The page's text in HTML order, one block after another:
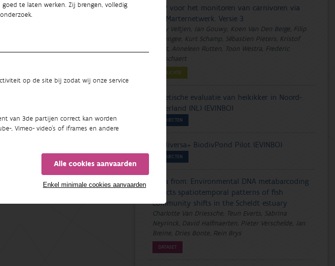
te laten werken. Zij brengen, volledig
op de site bij zodat wij onze service
van 3de partijen correct kan worden
, Vimeo- video's of iframes en andere
Alle cookies aanvaarden
Enkel minimale cookies aanvaarden
DMP voor het monitoren van carnivoren via
het Marternetwerk. Versie 3
Emily Veltjen, Jan Gouwy, Koen Van Den Berge, Filip
Berlengee, Kurt Schamp, Sébastien Pieters, Kristof
Baert, Anneleen Rutten, Toon Westra, Frederic
Piesschaert
PUBLICATIE
Genetische evaluatie van heikikker in Noord-
Nederland (NL) (EVINBO)
PROJECTEN
Biodiversa+ BiodivPond Pilot (EVINBO)
PROJECTEN
Data from: Environmental DNA metabarcoding
reflects spatiotemporal patterns of fish
community shifts in the Scheldt estuary
Charlotte Van Driessche, Teun Everts, Sabrina
Neyrinck, David Halfmaerten, Pieter Verschelde, Jan
Breine, Dries Bonte, Rein Brys
DATASET